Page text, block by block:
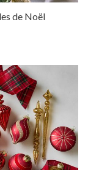
de Noël